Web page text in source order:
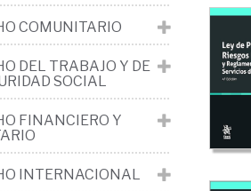
de
la
de
COMUNITARIO
DEL TRABAJO Y DE
SOCIAL
FINANCIERO Y
INTERNACIONAL